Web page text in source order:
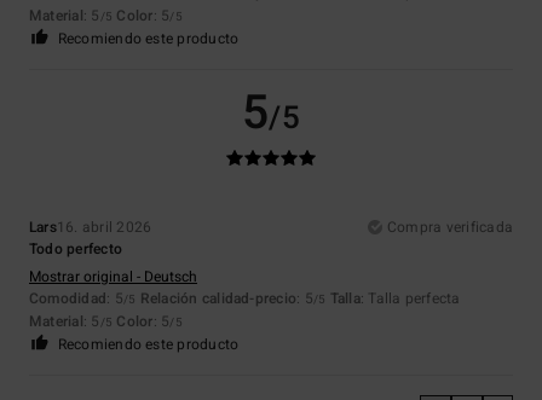
Material: 5 /5 Color: 5/5
Recomiendo este producto
5/5
Lars16. abril 2026
Compra verificada
Todo perfecto
Mostrar original - Deutsch
Comodidad: 5/5 Relación calidad-precio: 5/5 Talla: Talla perfecta
Material: 5 /5 Color: 5/5
Recomiendo este producto